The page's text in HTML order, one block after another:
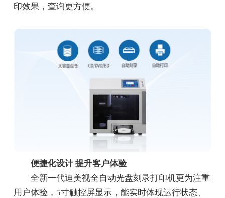
印效果，查询更方便。
便捷化设计 提升客户体验
全新一代迪美视全自动光盘刻录打印机更为注重
用户体验，5寸触控屏显示，能实时体现运行状态、